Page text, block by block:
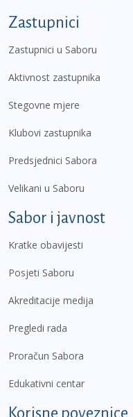
Zastupnici
Zastupnici u Saboru
Aktivnost zastupnika
Stegovne mjere
Klubovi zastupnika
Predsjednici Sabora
Velikani u Saboru
Sabor i javnost
Kratke obavijesti
Posjeti Saboru
Akreditacije medija
Pregledi rada
Proračun Sabora
Edukativni centar
Korisne poveznice